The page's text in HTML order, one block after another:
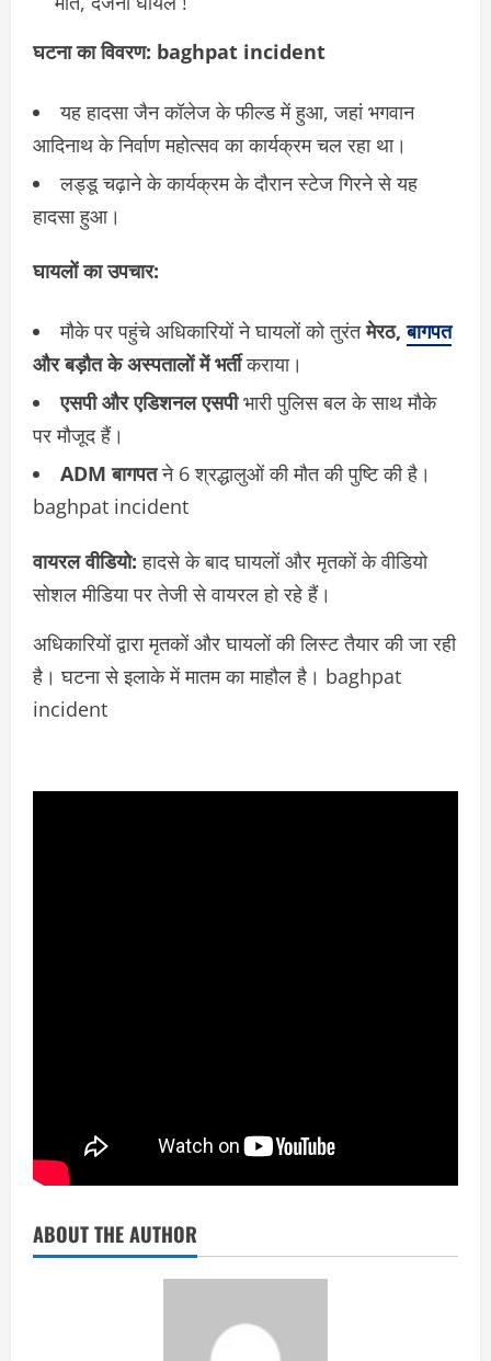
घटना का विवरण: baghpat incident
यह हादसा जैन कॉलेज के फील्ड में हुआ, जहां भगवान
आदिनाथ के निर्वाण महोत्सव का कार्यक्रम चल रहा था।
लड्डू चढ़ाने के कार्यक्रम के दौरान स्टेज गिरने से यह
हादसा हुआ।
घायलों का उपचार:
मौके पर पहुंचे अधिकारियों ने घायलों को तुरंतमेरठ,बागपत
और बड़ौत के अस्पतालों में भर्तीकराया।
एसपी और एडिशनल एसपीभारी पुलिस बल के साथ मौके
पर मौजूद हैं।
ADM बागपतने 6 श्रद्धालुओं की मौत की पुष्टि की है।
baghpat incident
वायरल वीडियो: हादसे के बाद घायलों और मृतकों के वीडियो
सोशल मीडिया पर तेजी से वायरल हो रहे हैं।
अधिकारियों द्वारा मृतकों और घायलों की लिस्ट तैयार की जा रही
है। घटना से इलाके में मातम का माहौल है। baghpat
incident
ABOUT THE AUTHOR